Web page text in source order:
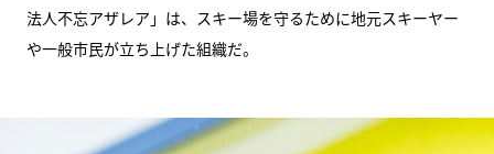
法人不忘アザレア」は、スキー場を守るために地元スキーヤー
や一般市民が立ち上げた組織だ。